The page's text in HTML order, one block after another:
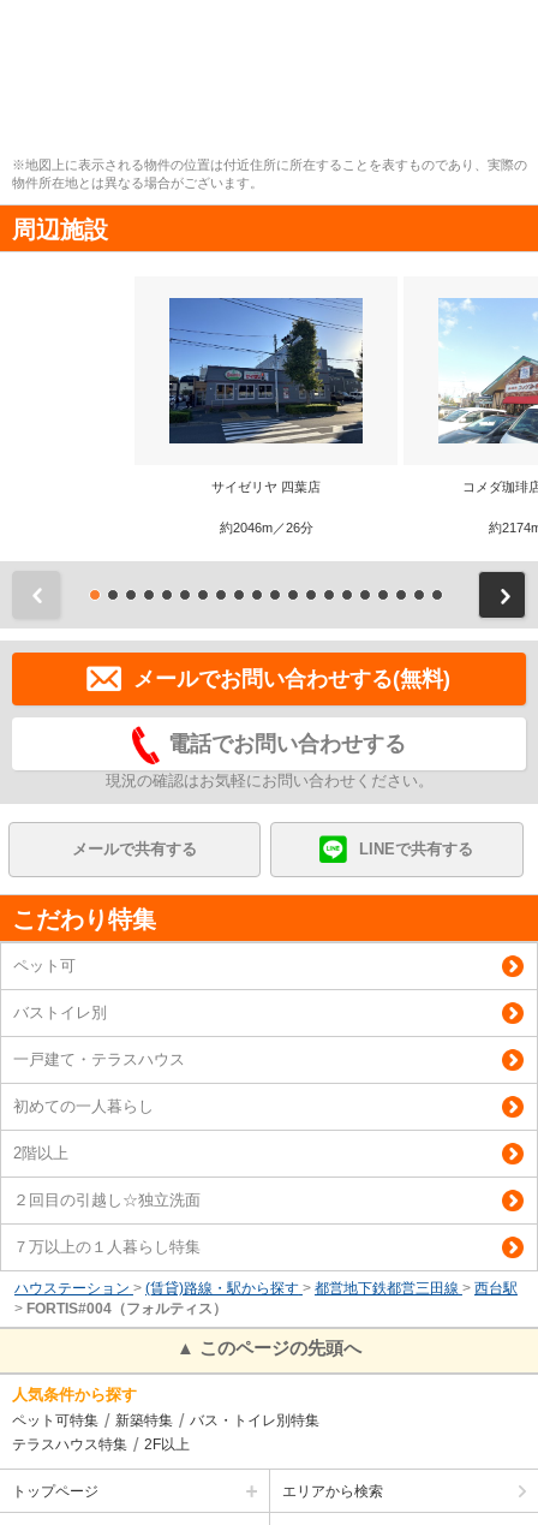
※地図上に表示される物件の位置は付近住所に所在することを表すものであり、実際の
物件所在地とは異なる場合がございます。
周辺施設
サイゼリヤ 四葉店
約2046m／26分
コメダ珈琲
約
メールでお問い合わせする(無料)
電話でお問い合わせする
現況の確認はお気軽にお問い合わせください。
メールで共有する LINEで共有する
こだわり特集
ペット可
バストイレ別
一戸建て・テラスハウス
初めての一人暮らし
2階以上
２回目の引越し☆独立洗面
７万以上の１人暮らし特集
ハウステーション > (賃貸)路線・駅から探す > 都営地下鉄都営三田線 > 西台駅
> FORTIS#004（フォルティス）
▲ このページの先頭へ
人気条件から探す
ペット可特集 新築特集
バス・トイレ別特集
テラスハウス特集
2F以上
トップページ エリアから検索